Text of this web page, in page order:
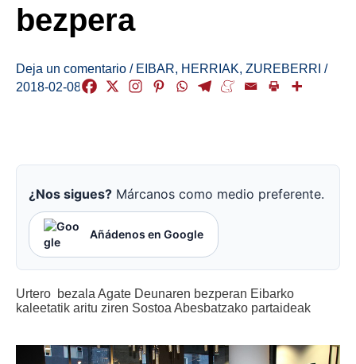
bezpera
Deja un comentario / EIBAR, HERRIAK, ZUREBERRI /
2018-02-08
¿Nos sigues? Márcanos como medio preferente.
Añádenos en Google
Urtero bezala Agate Deunaren bezperan Eibarko
kaleetatik aritu ziren Sostoa Abesbatzako partaideak